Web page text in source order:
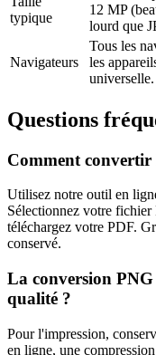
typique
12 MP
lourd que
Navigateurs
Tous les
les
universelle.
Questions
Comment convertir
Utilisez notre outil en
Sélectionnez votre fichier
téléchargez votre PDF.
conservé.
La conversion PNG
qualité ?
Pour l'impression,
en ligne, une